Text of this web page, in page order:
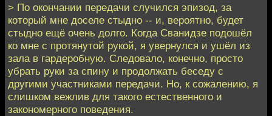
> По окончании передачи случился эпизод, за
который мне доселе стыдно -- и, вероятно, будет
стыдно ещё очень долго. Когда Сванидзе подошёл
ко мне с протянутой рукой, я увернулся и ушёл из
зала в гардеробную. Следовало, конечно, просто
убрать руки за спину и продолжать беседу с
другими участниками передачи. Но, к сожалению, я
слишком вежлив для такого естественного и
закономерного поведения.